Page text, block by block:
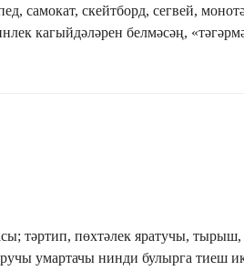
самокат, скейтборд, сегвей,
кагыйдәләрен белмәсәң,
тәртип, пөхтәлек яратучы,
умартачы нинди булырга тиеш